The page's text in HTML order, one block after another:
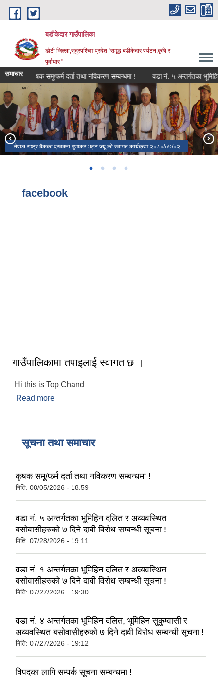
Skip to main content
बडीकेदार गाउँपालिका
डोटी जिल्ला,सूदुरपश्चिम प्रदेश "समृद्ध बडीकेदार पर्यटन,कृषि र
पूर्वाधार "
समाचारकृषक समू/फर्म दर्ता तथा नविकरण सम्बन्धमा ! वडा नं. ५ अन्तर्गतका भूमिहिन
नेपाल राष्ट्र बैंकका प्रवक्ता गुणाकर भट्ट ज्यू को स्वागत कार्यक्रम २०८०/०७/०२
सार्वजनिक सुनुवाई कार्यक्रम २०७९/०८०
बडीकेदारधाम
facebook
गाउँपालिकामा तपाइलाई स्वागत छ ।
Hi this is Top Chand
Read more
सूचना तथा समाचार
कृषक समू/फर्म दर्ता तथा नविकरण सम्बन्धमा !
मिति: 08/05/2026 - 18:59
वडा नं. ५ अन्तर्गतका भूमिहिन दलित र अव्यवस्थित
बसोवासीहरुको ७ दिने दावी विरोध सम्बन्धी सूचना !
मिति: 07/28/2026 - 19:11
वडा नं. १ अन्तर्गतका भूमिहिन दलित र अव्यवस्थित
बसोवासीहरुको ७ दिने दावी विरोध सम्बन्धी सूचना !
मिति: 07/27/2026 - 19:30
वडा नं. ४ अन्तर्गतका भूमिहिन दलित, भूमिहिन सुकुम्वासी र
अव्यवस्थित बसोवासीहरुको ७ दिने दावी विरोध सम्बन्धी सूचना !
मिति: 07/27/2026 - 19:12
विपदका लागि सम्पर्क सूचना सम्बन्धमा !